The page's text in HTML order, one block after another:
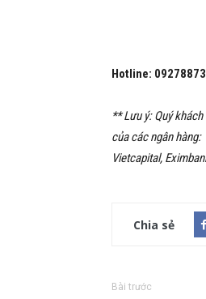
Hotline:
** Lưu ý: Quý
của các ngân hàng:
Vietcapital,
Chia sẻ
Bài trước